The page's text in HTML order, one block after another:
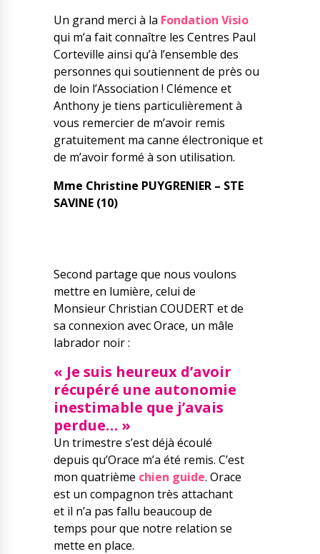
Un grand merci à la Fondation Visio
qui m’a fait connaître les Centres Paul
Corteville ainsi qu’à l’ensemble des
personnes qui soutiennent de près ou
de loin l’Association ! Clémence et
Anthony je tiens particulièrement à
vous remercier de m’avoir remis
gratuitement ma canne électronique et
de m’avoir formé à son utilisation.
Mme Christine PUYGRENIER – STE
SAVINE (10)
Second partage que nous voulons
mettre en lumière, celui de
Monsieur Christian COUDERT et de
sa connexion avec Orace, un mâle
labrador noir :
« Je suis heureux d’avoir
récupéré une autonomie
inestimable que j’avais
perdue… »
Un trimestre s’est déjà écoulé
depuis qu’Orace m’a été remis. C’est
mon quatrième chien guide. Orace
est un compagnon très attachant
et il n’a pas fallu beaucoup de
temps pour que notre relation se
mette en place.